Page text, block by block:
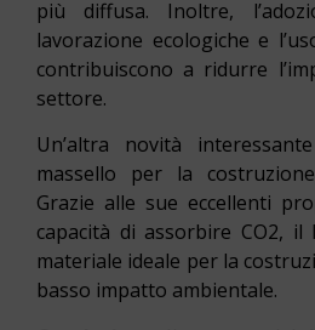
più diffusa. Inoltre,
lavorazione ecologiche e
contribuiscono a ridurre
settore.
Un’altra novità
massello per la
Grazie alle sue eccellenti
capacità di assorbire CO2,
materiale ideale per la
basso impatto ambientale.